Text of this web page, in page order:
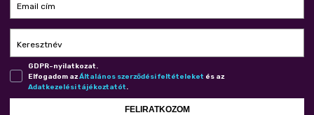
Email cím
Keresztnév
GDPR-nyilatkozat.
Elfogadom azÁl­ta­lá­nos szer­ző­dé­si fel­té­te­le­ket és az
Adat­ke­ze­lé­si tá­jé­koz­ta­tót.
FELIRATKOZOM